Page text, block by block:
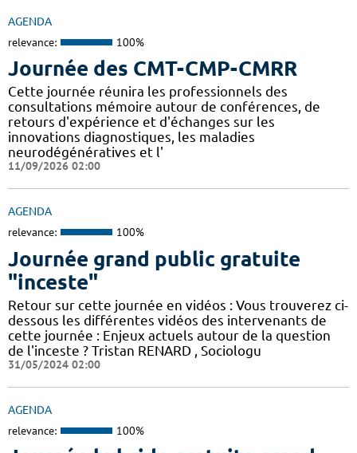
AGENDA
relevance: 100%
Journée des CMT-CMP-CMRR
Cette journée réunira les professionnels des
consultations mémoire autour de conférences, de
retours d'expérience et d'échanges sur les
innovations diagnostiques, les maladies
neurodégénératives et l'
11/09/2026 02:00
AGENDA
relevance: 100%
Journée grand public gratuite
"inceste"
Retour sur cette journée en vidéos : Vous trouverez ci-
dessous les différentes vidéos des intervenants de
cette journée : Enjeux actuels autour de la question
de l'inceste ? Tristan RENARD , Sociologu
31/05/2024 02:00
AGENDA
relevance: 100%